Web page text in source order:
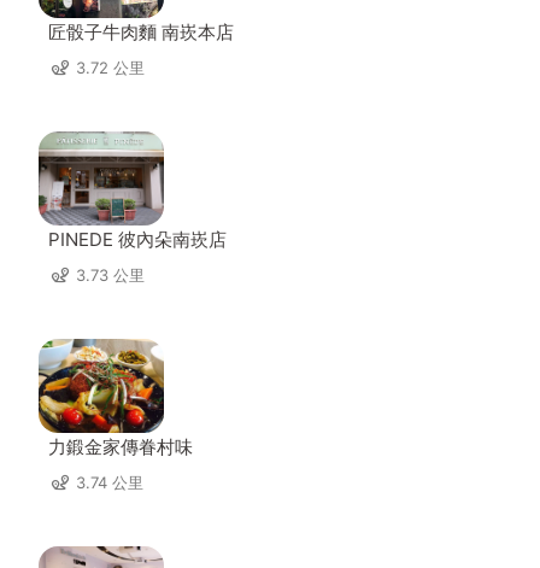
匠骰子牛肉麵 南崁本店
3.72 公里
PINEDE 彼內朵南崁店
3.73 公里
力鍛金家傳眷村味
3.74 公里